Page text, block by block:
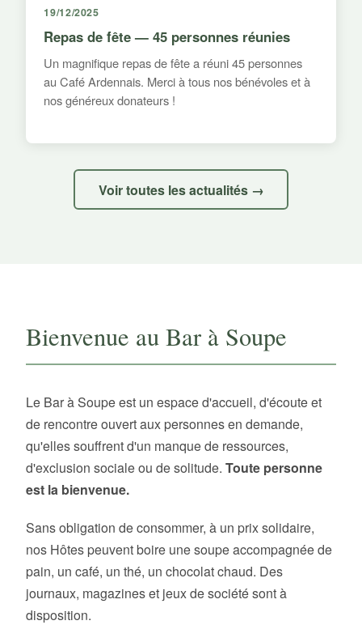
19/12/2025
Repas de fête — 45 personnes réunies
Un magnifique repas de fête a réuni 45 personnes
au Café Ardennais. Merci à tous nos bénévoles et à
nos généreux donateurs !
Voir toutes les actualités →
Bienvenue au Bar à Soupe
Le Bar à Soupe est un espace d'accueil, d'écoute et
de rencontre ouvert aux personnes en demande,
qu'elles souffrent d'un manque de ressources,
d'exclusion sociale ou de solitude. Toute personne
est la bienvenue.
Sans obligation de consommer, à un prix solidaire,
nos Hôtes peuvent boire une soupe accompagnée de
pain, un café, un thé, un chocolat chaud. Des
journaux, magazines et jeux de société sont à
disposition.